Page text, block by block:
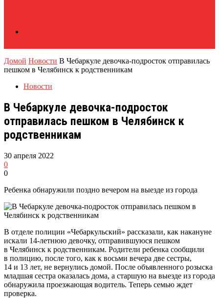
Домой Новости В Чебаркуле девочка-подросток отправилась
пешком в Челябинск к родственникам
Новости
В Чебаркуле девочка-подросток
отправилась пешком в Челябинск к
родственникам
30 апреля 2022
0
0
Ребенка обнаружили поздно вечером на выезде из города
В отделе полиции «Чебаркульский» рассказали, как накануне
искали 14-летнюю девочку, отправившуюся пешком
в Челябинск к родственникам. Родители ребенка сообщили
в полицию, после того, как к восьми вечера две сестры,
14 и 13 лет, не вернулись домой. После объявленного розыска
младшая сестра оказалась дома, а старшую на выезде из города
обнаружила проезжающая водитель. Теперь семью ждет
проверка.